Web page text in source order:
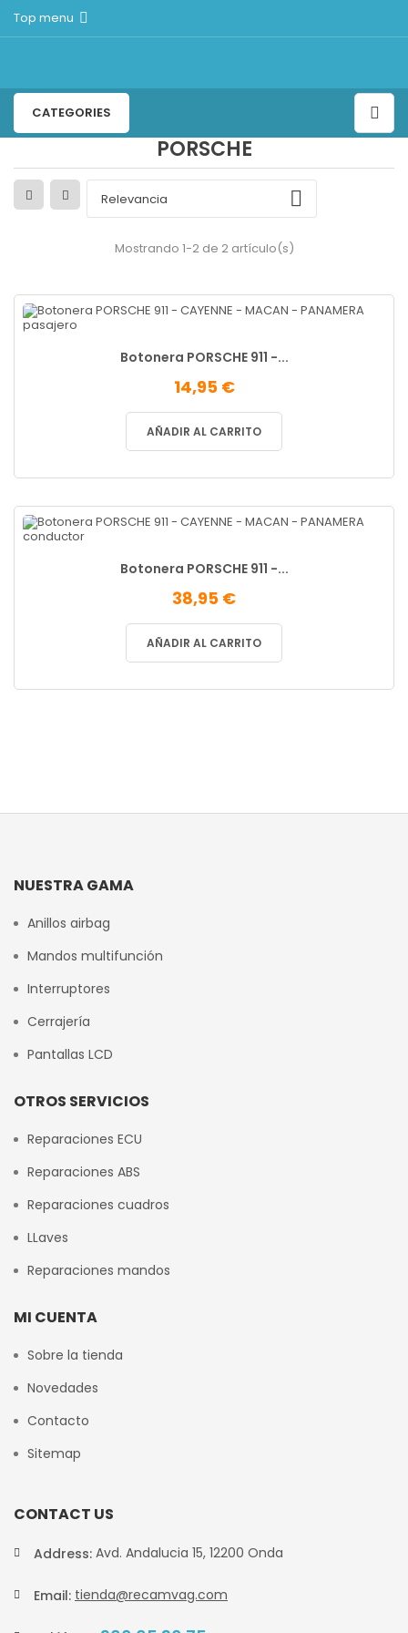
Top menu 
CATEGORIES
PORSCHE
Relevancia 
Mostrando 1-2 de 2 artículo(s)
Botonera PORSCHE 911 -...
14,95 €
AÑADIR AL CARRITO
Botonera PORSCHE 911 -...
38,95 €
AÑADIR AL CARRITO
NUESTRA GAMA
Anillos airbag
Mandos multifunción
Interruptores
Cerrajería
Pantallas LCD
OTROS SERVICIOS
Reparaciones ECU
Reparaciones ABS
Reparaciones cuadros
LLaves
Reparaciones mandos
MI CUENTA
Sobre la tienda
Novedades
Contacto
Sitemap
CONTACT US
Address: Avd. Andalucia 15, 12200 Onda
Email: tienda@recamvag.com